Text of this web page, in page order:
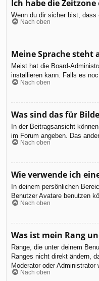
Ich habe die
Wenn du dir sicher bist,
Nach oben
Meine Sprache steht
Meist hat die Board-
installieren kann. Falls es
Nach oben
Was sind das für
In der Beitragsansicht
im Forum angeben. Das
Nach oben
Wie verwende ich
In deinem persönlichen
Benutzer Avatare benutzen
Nach oben
Was ist mein Rang
Ränge, die unter deinem
Ranges nicht direkt ändern,
Moderator oder
Nach oben